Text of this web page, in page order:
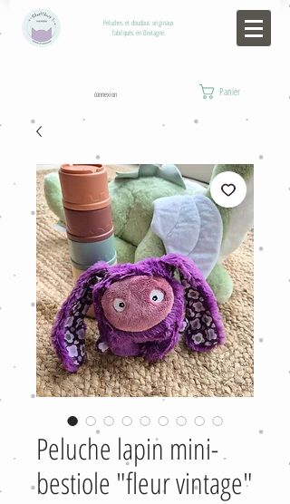
Peluches et doudous originaux
fabriqués en Bretagne.
connexion Panier
Peluche lapin mini-
bestiole "fleur vintage"